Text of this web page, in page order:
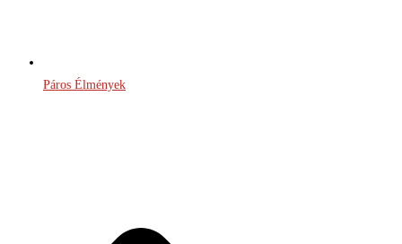
Páros Élmények